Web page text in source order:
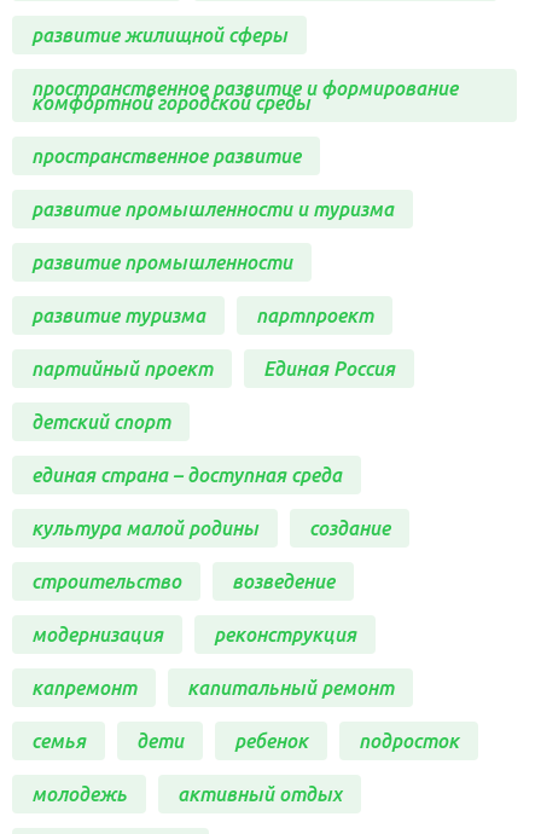
развитие жилищной сферы
пространственное развитие и формирование
комфортной городской среды
пространственное развитие
развитие промышленности и туризма
развитие промышленности
развитие туризма партпроект
партийный проект Единая Россия
детский спорт
единая страна – доступная среда
культура малой родины создание
строительство возведение
модернизация реконструкция
капремонт капитальный ремонт
семья дети ребенок подросток
молодежь активный отдых